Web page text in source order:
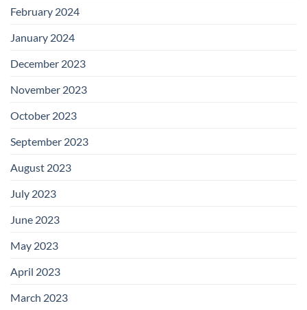
February 2024
January 2024
December 2023
November 2023
October 2023
September 2023
August 2023
July 2023
June 2023
May 2023
April 2023
March 2023